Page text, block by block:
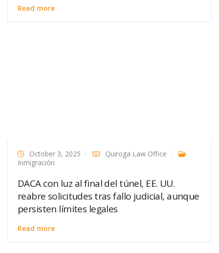
Read more
October 3, 2025
Quiroga Law Office
Inmigración
DACA con luz al final del túnel, EE. UU.
reabre solicitudes tras fallo judicial, aunque
persisten límites legales
Read more